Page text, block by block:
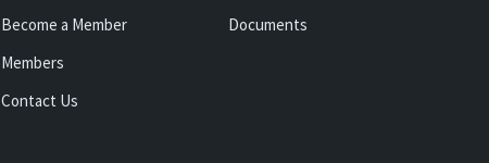
Become a Member
Members
Contact Us
Documents